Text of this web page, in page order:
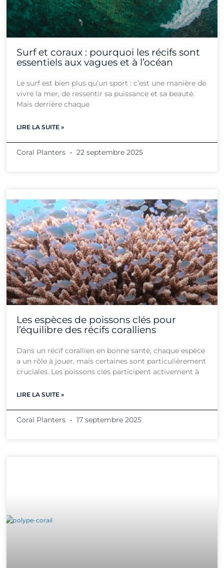
Surf et coraux : pourquoi les récifs sont
essentiels aux vagues et à l’océan
Le surf est bien plus qu’un sport : c’est une manière de
vivre la mer, de ressentir sa puissance et sa beauté.
Mais derrière chaque
LIRE LA SUITE »
Coral Planters 22 septembre 2025
Les espèces de poissons clés pour
l’équilibre des récifs coralliens
Dans un récif corallien en bonne santé, chaque espèce
a un rôle à jouer, mais certaines sont particulièrement
cruciales. Les poissons clés participent activement à
LIRE LA SUITE »
Coral Planters 17 septembre 2025